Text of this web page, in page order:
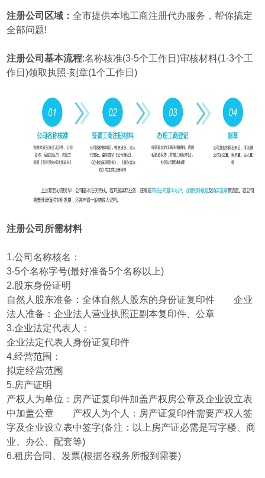
注册公司区域： 全市提供本地工商注册代办服务，帮你搞定
全部问题!
注册公司基本流程:名称核准(3-5个工作日)审核材料(1-3个工
作日)领取执照-刻章(1个工作日)
注册公司所需材料
1.公司名称核名：
3-5个名称字号(最好准备5个名称以上)
2.股东身份证明
自然人股东准备：全体自然人股东的身份证复印件 企业
法人准备：企业法人营业执照正副本复印件、公章
3.企业法定代表人：
企业法定代表人身份证复印件
4.经营范围：
拟定经营范围
5.房产证明
产权人为单位：房产证复印件加盖产权房公章及企业设立表
中加盖公章 产权人为个人：房产证复印件需要产权人签
字及企业设立表中签字(备注：以上房产证必需是写字楼、商
业、办公、配套等)
6.租房合同、发票(根据各税务所报到需要)